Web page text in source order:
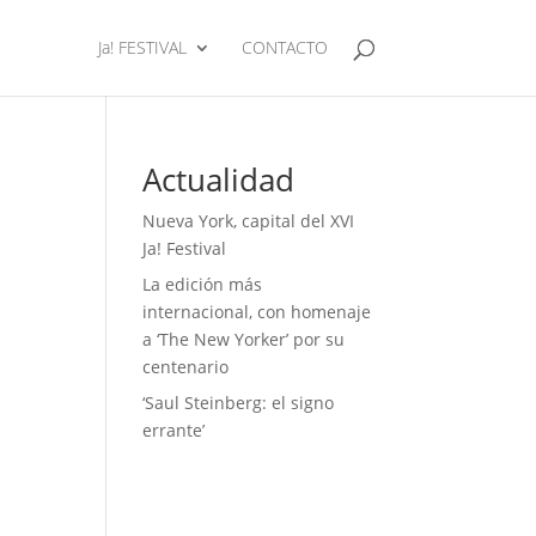
Ja! FESTIVAL CONTACTO
Actualidad
Nueva York, capital del XVI
Ja! Festival
La edición más
internacional, con homenaje
a ‘The New Yorker’ por su
centenario
‘Saul Steinberg: el signo
errante’